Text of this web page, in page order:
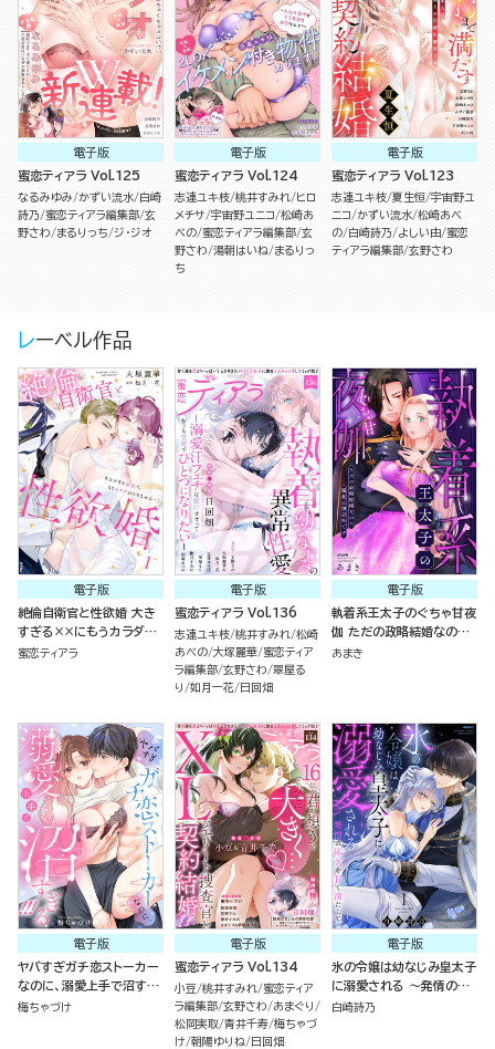
電子版
蜜恋ティアラ Vol.125
なるみゆみ かずい流水 白崎
詩乃 蜜恋ティアラ編集部 玄
野さわ
まるりっち ジ・ジオ
電子版
蜜恋ティアラ Vol.124
志連ユキ枝 桃井すみれ
ヒロ
メチサ 宇宙野ユニコ 松崎あ
べの 蜜恋ティアラ編集部 玄
野さわ 湯朝はいね
まるりっ
ち
電子版
蜜恋ティアラ Vol.123
志連ユキ枝 夏生恒 宇宙野ユ
ニコ
かずい流水 松崎あべ
の 白崎詩乃 よしい由 蜜恋
ティアラ編集部 玄野さわ
レーベル作品
電子版
絶倫自衛官と性欲婚 大き
すぎる××にもうカラダが
もちません…！ （1）
蜜恋ティアラ
電子版
蜜恋ティアラ Vol.136
志連ユキ枝 桃井すみれ 松崎
あべの 大塚麗華 蜜恋ティア
ラ編集部 玄野さわ 翠屋る
り
如月一花 日回畑
電子版
執着系王太子のぐちゃ甘夜
伽 ただの政略結婚なのに
溺愛は想定外です
あまき
電子版
ヤバすぎガチ恋ストーカー
なのに、溺愛上手で沼すぎ
る!!!（単話版）
梅ちゃづけ
電子版
蜜恋ティアラ Vol.134
小豆 桃井すみれ
蜜恋ティア
ラ編集部 玄野さわ
あまぐり
松岡実取 青井千寿 梅ちゃづ
け 朝陽ゆりね 日回畑
電子版
氷の令嬢は幼なじみ皇太子
に溺愛される ～発情の疼
きを甘く満たして～ （1）
白崎詩乃